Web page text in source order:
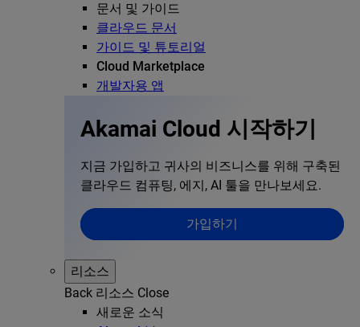
문서 및 가이드
클라우드 문서
가이드 및 튜토리얼
Cloud Marketplace
개발자용 앱
Akamai Cloud 시작하기
지금 가입하고 귀사의 비즈니스를 위해 구축된
클라우드 컴퓨팅, 에지, AI 툴을 만나보세요.
가입하기
리소스
Back 리소스 Close
새로운 소식